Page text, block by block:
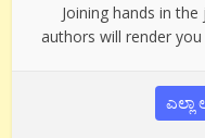
Joining hands in
authors will render